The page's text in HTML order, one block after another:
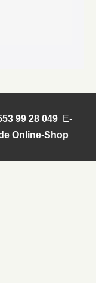
99 28 049E-
Online-Shop